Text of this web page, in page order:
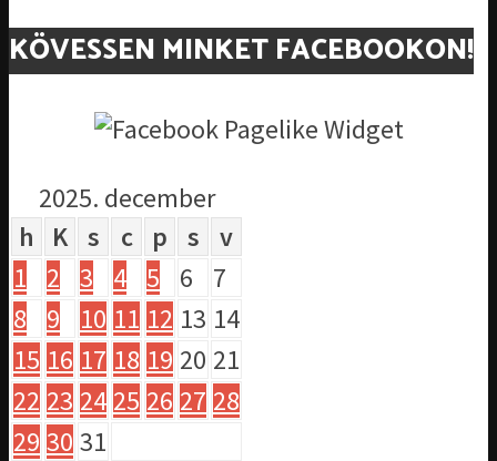
KÖVESSEN MINKET FACEBOOKON!
2025. december
h
K s c p s
v
1
2 3 4 5 6
7
8
9 10 11 12 13 14
15 16 17 18 19 20 21
22 23 24 25 26 27 28
29 30 31